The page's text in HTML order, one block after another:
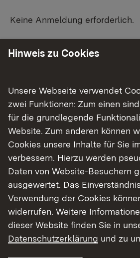
Keine Anmeldung erforderlich.
https://
ung-hotel-und-
Weitere Informationen:
Externer Link:
Informationsveranstaltung
Gastronomiemanagement
Zurück zu den
Kontakt
Duale Hochschule Baden-
Adresse:
Marienplatz 2
88212 Ravensburg
Hinweis zu Cookies
Unsere Webseite verwendet
zwei Funktionen: Zum einen
für die grundlegende
Website. Zum anderen können
Cookies unsere Inhalte für Sie
verbessern. Hierzu werden
Daten von Website-Besuchern
ausgewertet. Das
Verwendung der Cookies
widerrufen. Weitere
dieser Website finden Sie in
Datenschutzerklärung und zu